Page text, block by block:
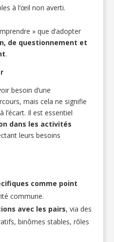
à l’œil non averti.
» que d’adopter
de questionnement et
.
besoin d’une
mais cela ne signifie
l’écart. Il est essentiel
dans les activités
leurs besoins
comme point
commune.
avec les pairs, via des
binômes stables, rôles